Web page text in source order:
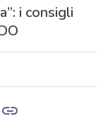
i consigli